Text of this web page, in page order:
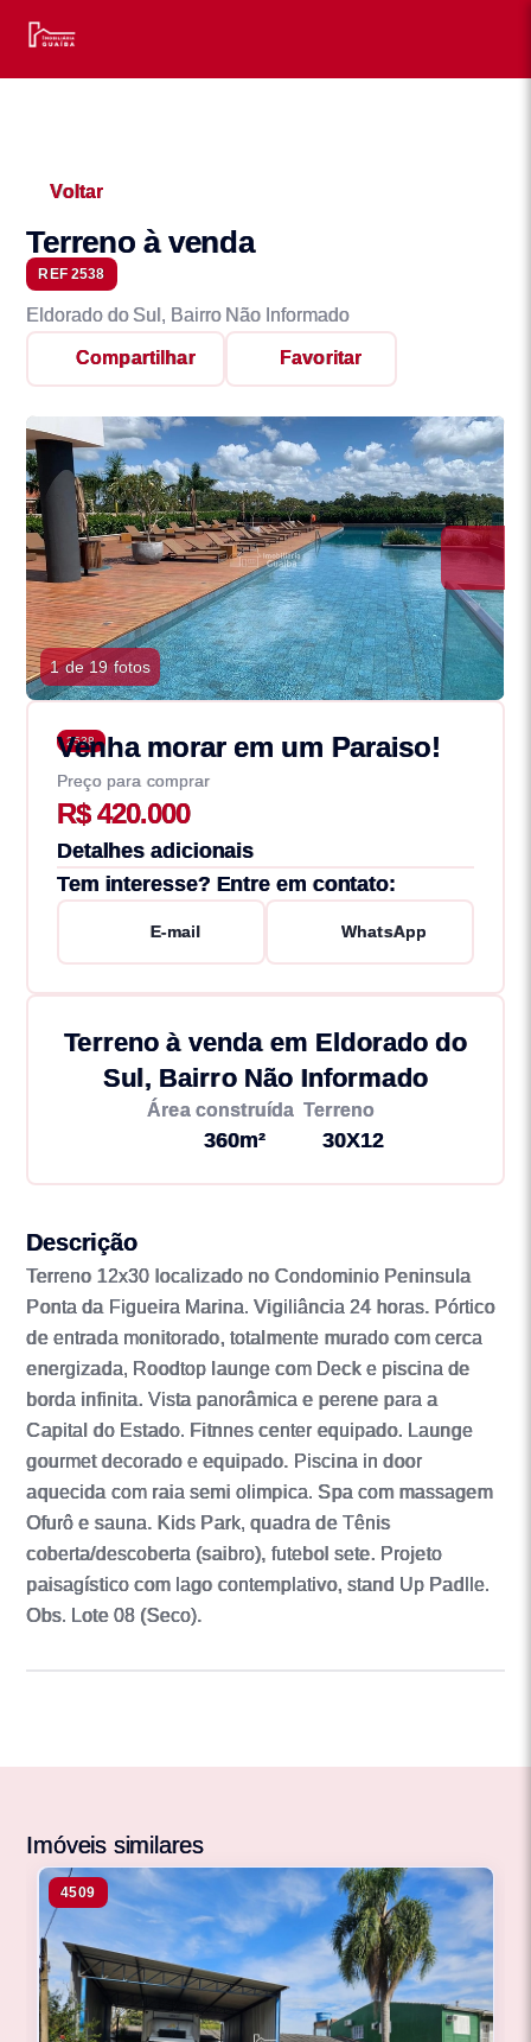
Voltar
Terreno à venda
REF 2538
Eldorado do Sul, Bairro Não Informado
Compartilhar Favoritar
1 de 19 fotos
2538
Venha morar em um Paraiso!
Preço para comprar
R$ 420.000
Detalhes adicionais
Tem interesse? Entre em contato:
E-mail WhatsApp
Terreno à venda em Eldorado do
Sul, Bairro Não Informado
Área construída
360m²
Terreno
30X12
Descrição
Terreno 12x30 localizado no Condominio Peninsula
Ponta da Figueira Marina. Vigiliância 24 horas. Pórtico
de entrada monitorado, totalmente murado com cerca
energizada, Roodtop launge com Deck e piscina de
borda infinita. Vista panorâmica e perene para a
Capital do Estado. Fitnnes center equipado. Launge
gourmet decorado e equipado. Piscina in door
aquecida com raia semi olimpica. Spa com massagem
Ofurô e sauna. Kids Park, quadra de Tênis
coberta/descoberta (saibro), futebol sete. Projeto
paisagístico com lago contemplativo, stand Up Padlle.
Obs. Lote 08 (Seco).
Imóveis similares
4509